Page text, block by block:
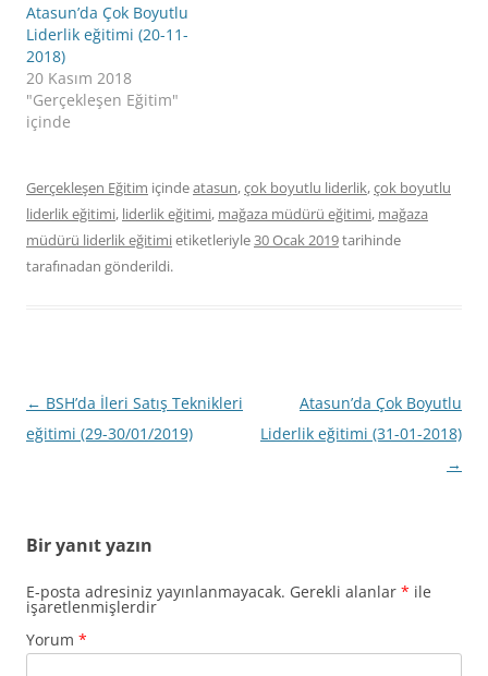
Atasun’da Çok Boyutlu
Liderlik eğitimi (20-11-
2018)
20 Kasım 2018
"Gerçekleşen Eğitim"
içinde
Gerçekleşen Eğitim içindeatasun,çok boyutlu liderlik,çok boyutlu
liderlik eğitimi, liderlik eğitimi, mağaza müdürü eğitimi, mağaza
müdürü liderlik eğitimietiketleriyle30 Ocak 2019tarihinde
tarafınadan gönderildi.
Yazı
dolaşımı
← BSH’da İleri Satış Teknikleri
eğitimi (29-30/01/2019)
Atasun’da Çok Boyutlu
Liderlik eğitimi (31-01-2018)
→
Bir yanıt yazın
E-posta adresiniz yayınlanmayacak. Gerekli alanlar * ile
işaretlenmişlerdir
Yorum *